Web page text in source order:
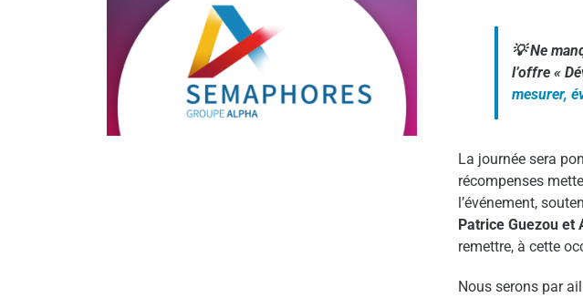
💡 Ne
l’offre «
mesurer,
La journée sera
récompenses
l’événement,
Patrice Guezou et
remettre, à cette
Nous serons par